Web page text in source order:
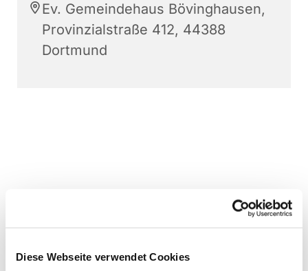
Diese Webseite verwendet Cookies
Ev. Gemeindehaus Bövinghausen,
Provinzialstraße 412, 44388
Dortmund